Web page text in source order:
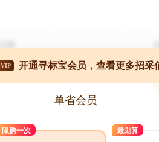
VIP 开通寻标宝会员，查看更多招采
单省会员
限购一次 最划算